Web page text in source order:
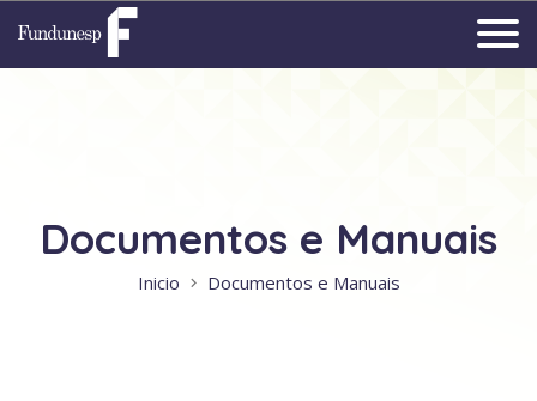
Documentos e Manuais
Inicio Documentos e Manuais